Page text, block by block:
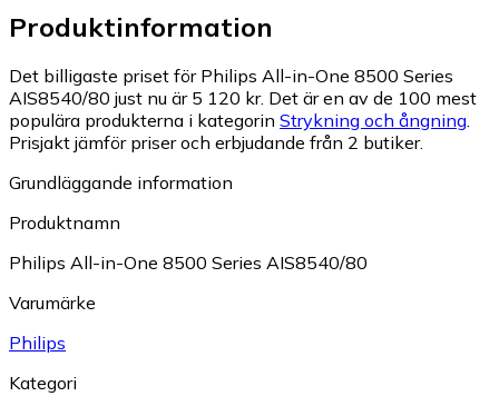
Produktinformation
Det billigaste priset för Philips All-in-One 8500 Series
AIS8540/80 just nu är 5 120 kr. Det är en av de 100 mest
populära produkterna i kategorin Strykning och ångning.
Prisjakt jämför priser och erbjudande från 2 butiker.
Grundläggande information
Produktnamn
Philips All-in-One 8500 Series AIS8540/80
Varumärke
Philips
Kategori